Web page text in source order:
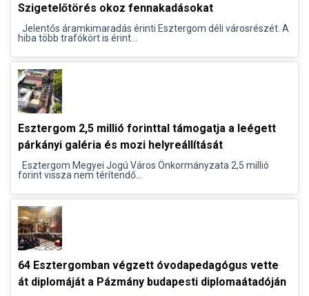
Szigetelőtörés okoz fennakadásokat
Jelentős áramkimaradás érinti Esztergom déli városrészét. A
hiba több trafókört is érint...
Esztergom 2,5 millió forinttal támogatja a leégett
párkányi galéria és mozi helyreállítását
Esztergom Megyei Jogú Város Önkormányzata 2,5 millió
forint vissza nem térítendő...
64 Esztergomban végzett óvodapedagógus vette
át diplomáját a Pázmány budapesti diplomaátadóján